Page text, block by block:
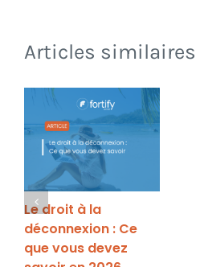
Articles similaires
Le droit à la
déconnexion : Ce
que vous devez